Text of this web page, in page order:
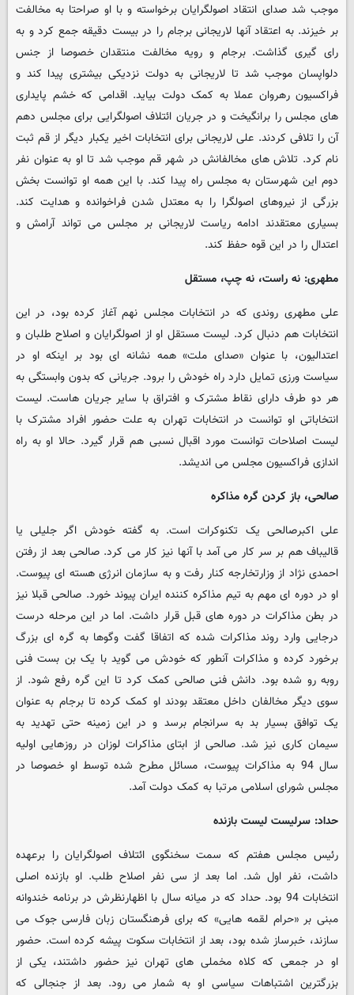
موجب شد صدای انتقاد اصولگرایان برخواسته و با او صراحتا به مخالفت
بر خیزند. به اعتقاد آنها لاریجانی برجام را در بیست دقیقه جمع کرد و به
رای گیری گذاشت. برجام و رویه مخالفت منتقدان خصوصا از جنس
دلواپسان موجب شد تا لاریجانی به دولت نزدیکی بیشتری پیدا کند و
فراکسیون رهروان عملا به کمک دولت بیاید. اقدامی که خشم پایداری
های مجلس را برانگیخت و در جریان ائتلاف اصولگرایی برای مجلس دهم
آن را تلافی کردند. علی لاریجانی برای انتخابات اخیر یکبار دیگر از قم ثبت
نام کرد. تلاش های مخالفانش در شهر قم موجب شد تا او به عنوان نفر
دوم این شهرستان به مجلس راه پیدا کند. با این همه او توانست بخش
بزرگی از نیروهای اصولگرا را به معتدل شدن فراخوانده و هدایت کند.
بسیاری معتقدند ادامه ریاست لاریجانی بر مجلس می تواند آرامش و
اعتدال را در این قوه حفظ کند.
مطهری: نه راست، نه چپ، مستقل
علی مطهری روندی که در انتخابات مجلس نهم آغاز کرده بود، در این
انتخابات هم دنبال کرد. لیست مستقل او از اصولگرایان و اصلاح طلبان و
اعتدالیون، با عنوان «صدای ملت» همه نشانه ای بود بر اینکه او در
سیاست ورزی تمایل دارد راه خودش را برود. جریانی که بدون وابستگی به
هر دو طرف دارای نقاط مشترک و افتراق با سایر جریان هاست. لیست
انتخاباتی او توانست در انتخابات تهران به علت حضور افراد مشترک با
لیست اصلاحات توانست مورد اقبال نسبی هم قرار گیرد. حالا او به راه
اندازی فراکسیون مجلس می اندیشد.
صالحی، باز کردن گره مذاکره
علی اکبرصالحی یک تکنوکرات است. به گفته خودش اگر جلیلی یا
قالیباف هم بر سر کار می آمد با آنها نیز کار می کرد. صالحی بعد از رفتن
احمدی نژاد از وزارتخارجه کنار رفت و به سازمان انرژی هسته ای پیوست.
او در دوره ای مهم به تیم مذاکره کننده ایران پیوند خورد. صالحی قبلا نیز
در بطن مذاکرات در دوره های قبل قرار داشت. اما در این مرحله درست
درجایی وارد روند مذاکرات شده که اتفاقا گفت وگوها به گره ای بزرگ
برخورد کرده و مذاکرات آنطور که خودش می گوید با یک بن بست فنی
روبه رو شده بود. دانش فنی صالحی کمک کرد تا این گره رفع شود. از
سوی دیگر مخالفان داخل معتقد بودند او کمک کرده تا برجام به عنوان
یک توافق بسیار بد به سرانجام برسد و در این زمینه حتی تهدید به
سیمان کاری نیز شد. صالحی از ابتای مذاکرات لوزان در روزهایی اولیه
سال 94 به مذاکرات پیوست، مسائل مطرح شده توسط او خصوصا در
مجلس شورای اسلامی مرتبا به کمک دولت آمد.
حداد: سرلیست لیست بازنده
رئیس مجلس هفتم که سمت سخنگوی ائتلاف اصولگرایان را برعهده
داشت، نفر اول شد. اما بعد از سی نفر اصلاح طلب. او بازنده اصلی
انتخابات 94 بود. حداد که در میانه سال با اظهارنظرش در برنامه خندوانه
مبنی بر «حرام لقمه هایی» که برای فرهنگستان زبان فارسی جوک می
سازند، خبرساز شده بود، بعد از انتخابات سکوت پیشه کرده است. حضور
او در جمعی که کلاه مخملی های تهران نیز حضور داشتند، یکی از
بزرگترین اشتباهات سیاسی او به شمار می رود. بعد از جنجالی که